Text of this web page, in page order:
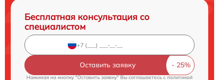
Бесплатная консультация со
специалистом
Оставить заявку
Нажимая на кнопку "Оставить заявку" Вы соглашаетесь c политикой